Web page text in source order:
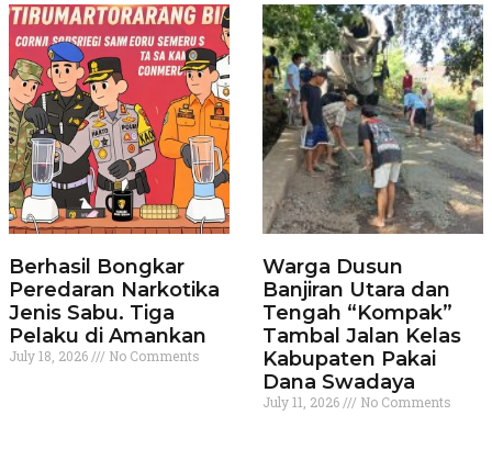
Berhasil Bongkar
Peredaran Narkotika
Jenis Sabu. Tiga
Pelaku di Amankan
July 18, 2026 No Comments
Warga Dusun
Banjiran Utara dan
Tengah “Kompak”
Tambal Jalan Kelas
Kabupaten Pakai
Dana Swadaya
July 11, 2026 No Comments